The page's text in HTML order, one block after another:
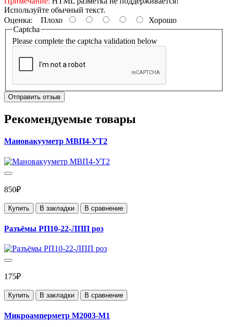
Используйте обычный текст.
Оценка: Плохо
Хорошо
Captcha
Please complete the captcha validation below
Отправить отзыв
Рекомендуемые товары
Мановакууметр МВП4-УТ2
850₽
Купить В закладки В сравнение
Разъёмы РП10-22-ЛПП роз
175₽
Купить В закладки В сравнение
Микроамперметр М2003-М1